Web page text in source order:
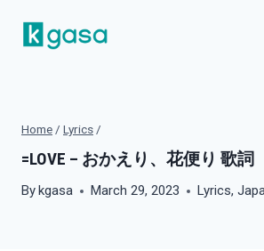
content
Home / Lyrics /
=LOVE – おかえり、花便り 歌詞
Bykgasa March 29, 2023 Lyrics,